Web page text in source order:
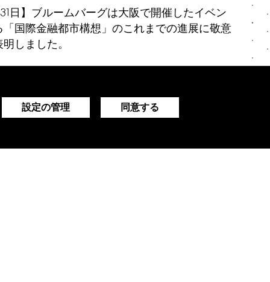
日】ブルームバーグは大阪で開催したイベン
国際金融都市構想」のこれまでの進展に敬意
しました。
で次世代金融人材育成を推進
設定の管理 同意する